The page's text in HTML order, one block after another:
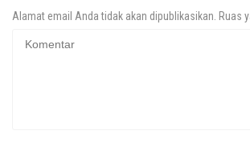
Alamat email Anda tidak akan dipublikasikan. Ruas